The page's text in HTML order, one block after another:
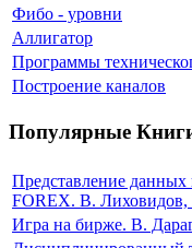
Фибо - уровни
Аллигатор
Программы
Построение каналов
Популярные
Представление
FOREX. В.
Игра на бирже. В.